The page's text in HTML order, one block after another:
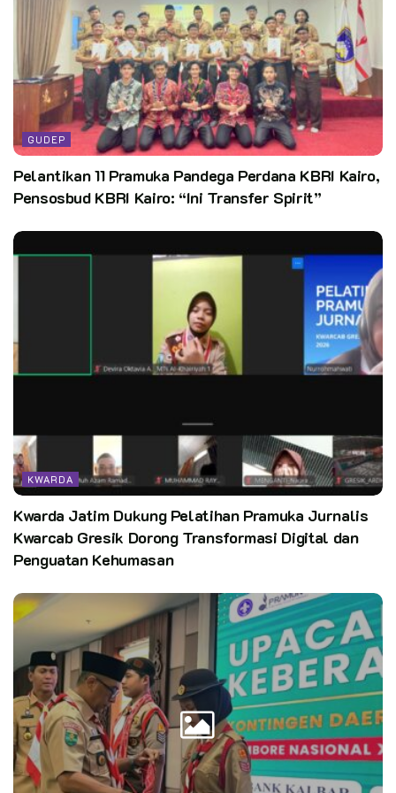
Prosesi pelantikan diawali dengan pembacaan Surat
Keputusan dilanjutkan dengan tanya jawab pelantikan,
pengucapan Tri Satya, pembacaan ikrar, penandatanganan
berita acara pelantikan dan ikrar, serta pemasangan tanda
jabatan.
Setelah pelantikan Pengurus Gudep dan LPK dilanjutkan
dengan pelantikan Pengurus Dewan Ambalan dan Dewan
Racana Raja Haji Fisabilillah dan Sri Serindit masa bakti
2024-2025 oleh Ketua Gudep.
Ketua Kwarda diwakili Ketua Harian kak Indra Irianto SH
karena sebelum dilaksanakannya Pelantikan Mabigus terlebih
dahulu dilaksanakan pelantikan Majelis Pembimbing Gugus
Depan.
“Selamat atas pelantikan Mabigus, Pengurus Gudep, LPK,
Dewan Ambalan dan Dewan Racana Raja Haji Fisabilillah dan
Sri Serindit” kata kak Santos panggilan akrabnya.
semakin maju” tambahnya.
Selanjutnya Ketua Mabigus kak Prof. Dr. Hj. Sri Indarti,
SE.,M.Si menyampaikan bahwa proses pelantikan menandai
sebuah amanah dan tanggung jawab.
GUDEP
Pelantikan 11 Pramuka Pandega Perdana KBRI Kairo,
Pensosbud KBRI Kairo: “Ini Transfer Spirit”
KWARDA
Kwarda Jatim Dukung Pelatihan Pramuka Jurnalis
Kwarcab Gresik Dorong Transformasi Digital dan
Penguatan Kehumasan